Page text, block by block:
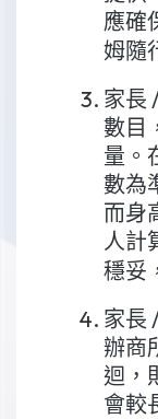
應確
姆隨
家長
數目
量。
數為
而身
人計
穩妥
家長
辦商
迴，
會較